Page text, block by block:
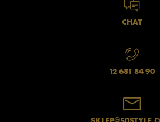
CHAT
12 681 84 90